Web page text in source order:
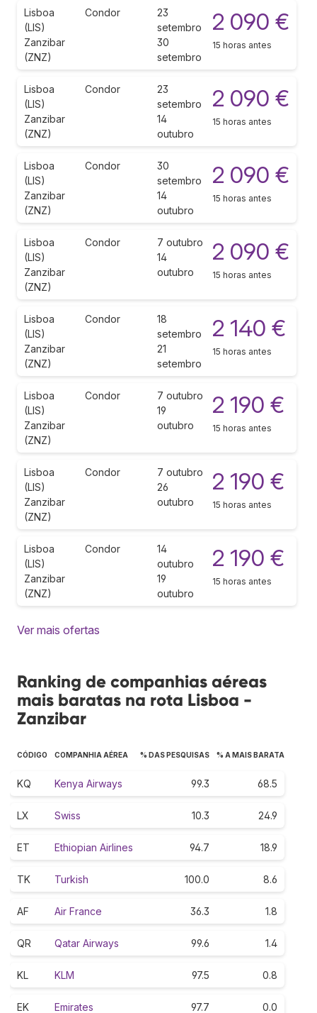
Lisboa
(LIS)
Zanzibar
(ZNZ)
Condor
23
setembro
30
setembro
2 090 €
15 horas antes
Lisboa
(LIS)
Zanzibar
(ZNZ)
Condor
23
setembro
14
outubro
2 090 €
15 horas antes
Lisboa
(LIS)
Zanzibar
(ZNZ)
Condor
30
setembro
14
outubro
2 090 €
15 horas antes
Lisboa
(LIS)
Zanzibar
(ZNZ)
Condor
7 outubro
14
outubro
2 090 €
15 horas antes
Lisboa
(LIS)
Zanzibar
(ZNZ)
Condor
18
setembro
21
setembro
2 140 €
15 horas antes
Lisboa
(LIS)
Zanzibar
(ZNZ)
Condor
7 outubro
19
outubro
2 190 €
15 horas antes
Lisboa
(LIS)
Zanzibar
(ZNZ)
Condor
7 outubro
26
outubro
2 190 €
15 horas antes
Lisboa
(LIS)
Zanzibar
(ZNZ)
Condor
14
outubro
19
outubro
2 190 €
15 horas antes
Ver mais ofertas
Ranking de companhias aéreas
mais baratas na rota Lisboa -
Zanzibar
CÓDIGO COMPANHIA AÉREA % DAS PESQUISAS % A MAIS BARATA
KQ Kenya Airways 99.3 68.5
LX Swiss 10.3 24.9
ET Ethiopian Airlines 94.7 18.9
TK Turkish 100.0 8.6
AF Air France 36.3 1.8
QR Qatar Airways 99.6 1.4
KL KLM 97.5 0.8
EK Emirates 97.7 0.0